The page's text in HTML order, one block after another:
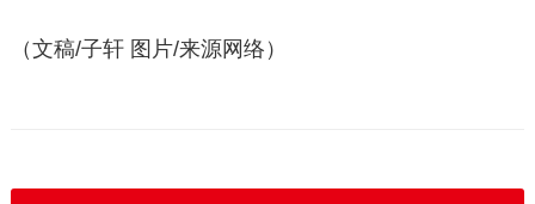
（文稿/子轩 图片/来源网络）